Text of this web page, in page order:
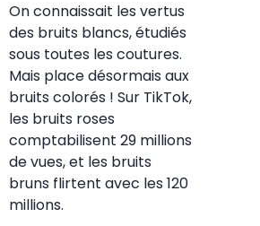
On connaissait les vertus
des bruits blancs, étudiés
sous toutes les coutures.
Mais place désormais aux
bruits colorés ! Sur TikTok,
les bruits roses
comptabilisent 29 millions
de vues, et les bruits
bruns flirtent avec les 120
millions.